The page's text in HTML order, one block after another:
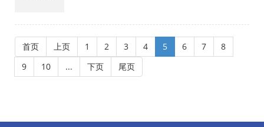
首页 上页 1 2 3 4 5 6 7
8
9
10 ... 下页 尾页